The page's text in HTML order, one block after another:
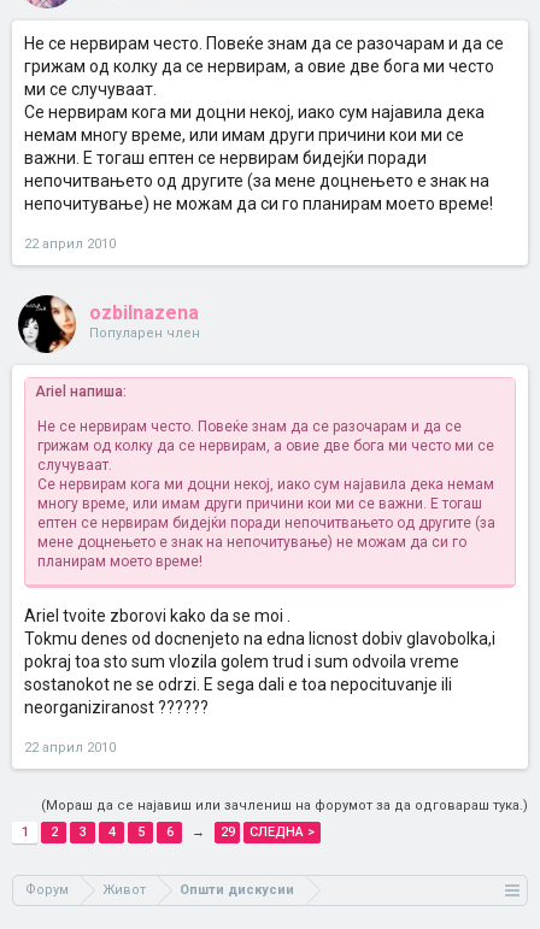
Не се нервирам често. Повеќе знам да се разочарам и да се
грижам од колку да се нервирам, а овие две бога ми често
ми се случуваат.
Се нервирам кога ми доцни некој, иако сум најавила дека
немам многу време, или имам други причини кои ми се
важни. Е тогаш ептен се нервирам бидејќи поради
непочитвањето од другите (за мене доцнењето е знак на
непочитување) не можам да си го планирам моето време!
22 април 2010
ozbilnazena
Популарен член
Ariel напиша:
Не се нервирам често. Повеќе знам да се разочарам и да се
грижам од колку да се нервирам, а овие две бога ми често ми се
случуваат.
Се нервирам кога ми доцни некој, иако сум најавила дека немам
многу време, или имам други причини кои ми се важни. Е тогаш
ептен се нервирам бидејќи поради непочитвањето од другите (за
мене доцнењето е знак на непочитување) не можам да си го
планирам моето време!
Ariel tvoite zborovi kako da se moi .
Tokmu denes od docnenjeto na edna licnost dobiv glavobolka,i
pokraj toa sto sum vlozila golem trud i sum odvoila vreme
sostanokot ne se odrzi. E sega dali e toa nepocituvanje ili
neorganiziranost ??????
22 април 2010
(Мораш да се најавиш или зачлениш на форумот за да одговараш тука.)
1
2 3 4 5 6 → 29 СЛЕДНА >
Форум Живот Општи дискусии